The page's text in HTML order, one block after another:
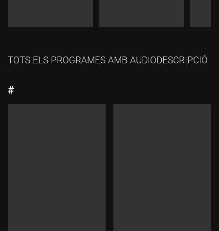
TOTS ELS PROGRAMES AMB AUDIODESCRIPCIÓ
#